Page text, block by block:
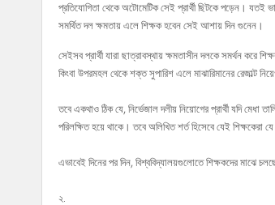
প্রতিযোগিতা থেকে অটোমেটিক সেই প্রার্থী ছিটকে পড়েন। যতই
সমর্থিত দল ক্ষমতায় এলে শিক্ষক হবেন সেই আশায় দিন গুনেন।
সেইসব প্রার্থী যারা ছাত্রাবস্থায় ক্ষমতাসীন দলকে সমর্থন করে
কিংবা উপরমহল থেকে শক্ত সুপারিশ এলে মাঝারিমানের রেজাল্ট
তবে একথাও ঠিক যে, নির্ভেজাল দলীয় নিয়োগের প্রার্থী যদি মেধা
পরিলক্ষিত হয়ে থাকে। তবে অলিখিত শর্ত হিসেবে যেই
এভাবেই দিনের পর দিন, বিশ্ববিদ্যালয়গুলোতে শিক্ষকদের মাঝে
২.